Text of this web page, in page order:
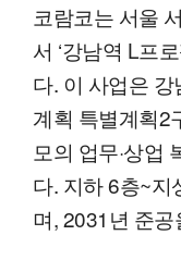
코람코는 서울
서 ‘강남역 L프
다. 이 사업은
계획 특별계획2
모의 업무·상업
다. 지하 6층~지
며, 2031년 준